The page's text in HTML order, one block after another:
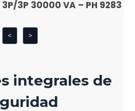
3P 30000 VA – PH 9283
< >
integrales de